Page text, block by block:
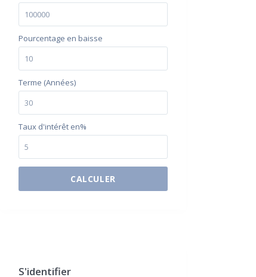
Pourcentage en baisse
Terme (Années)
Taux d'intérêt en%
CALCULER
$500 / month
S'identifier